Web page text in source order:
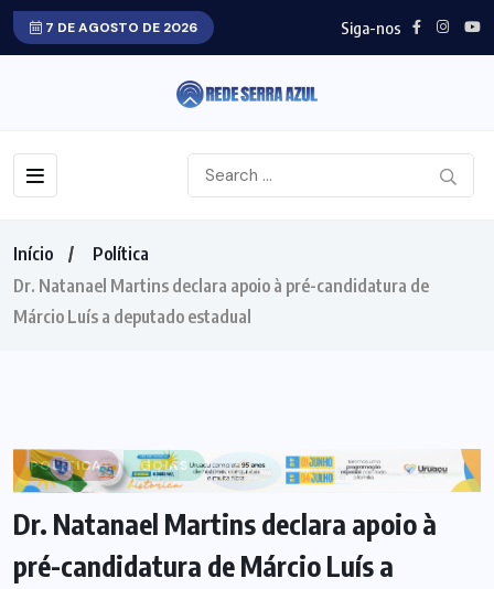
7 DE AGOSTO DE 2026 Siga-nos
Início
Política
Dr. Natanael Martins declara apoio à pré-candidatura de
Márcio Luís a deputado estadual
POLÍTICA GOIÁS
Dr. Natanael Martins declara apoio à
pré-candidatura de Márcio Luís a